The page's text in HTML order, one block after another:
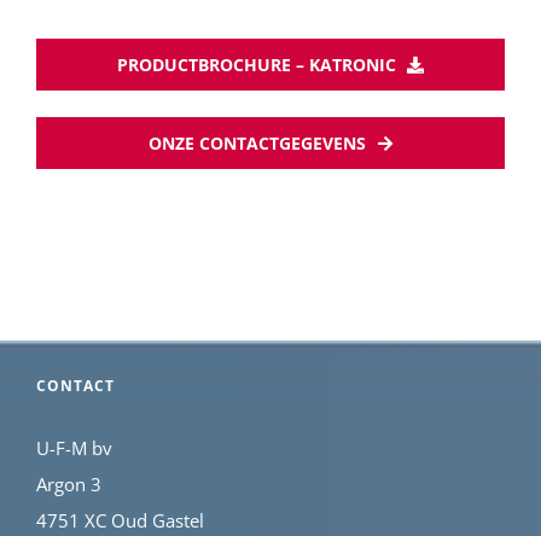
PRODUCTBROCHURE – KATRONIC
ONZE CONTACTGEGEVENS
CONTACT
U-F-M bv
Argon 3
4751 XC Oud Gastel